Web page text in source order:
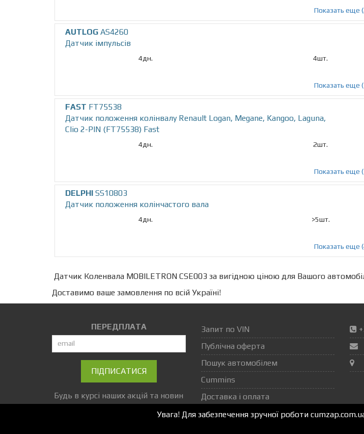
AUTLOG AS4260
Датчик iмпульсiв
4дн. 4шт.
FAST FT75538
Датчик положення колінвалу Renault Logan, Megane, Kangoo, Laguna,
Clio 2-PIN (FT75538) Fast
4дн. 2шт.
DELPHI SS10803
Датчик положення колінчастого вала
4дн. >5шт.
Датчик Коленвала MOBILETRON CSE003 за вигідною ціною для Вашого
Доставимо ваше замовлення по всій Україні!
ПЕРЕДПЛАТА
ПІДПИСАТИСЯ
Будь в курсі наших акцій та новин
Запит по VIN
Публічна оферта
Пошук автомобілем
Cummins
Доставка і оплата
Увага! Для забезпечення зручної роботи